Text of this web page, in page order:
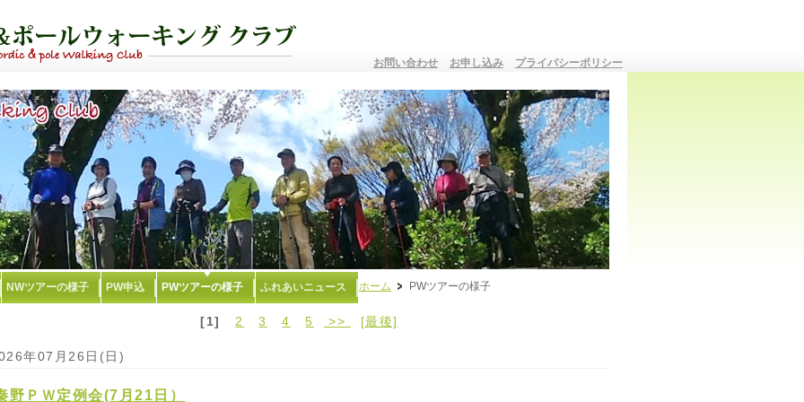
お問い合わせ お申し込み プライバシーポリシー
NWツアーの様子 PW申込 PWツアーの様子 ふれあいニュース ホーム PWツアーの様子
[1] 2 3 4 5 >> [最後]
年07月26日(日)
野ＰＷ定例会(7月21日）